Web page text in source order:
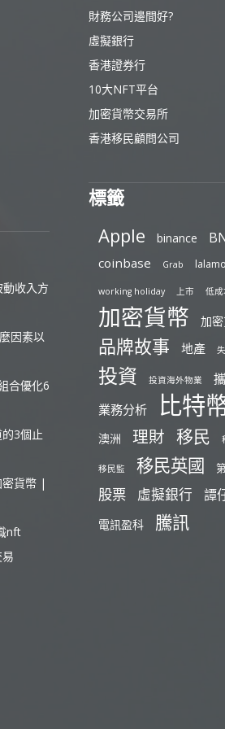
收入方
因素以
合優化6
3個止
密貨幣 |
nft
財務公司邊間好?
虛擬銀行
香港證券行
10大NFT平台
加密貨幣交易所
香港移民顧問公司
標籤
Apple binance
coinbase
Grab
working holiday 上市 低成
加密貨幣 加
品牌故事 地產
投資 投資海外物業
業務分析
比特
澳洲 理財 移民
移民監 移民英國
股票 虛擬銀行 譚
電訊盈科 騰訊